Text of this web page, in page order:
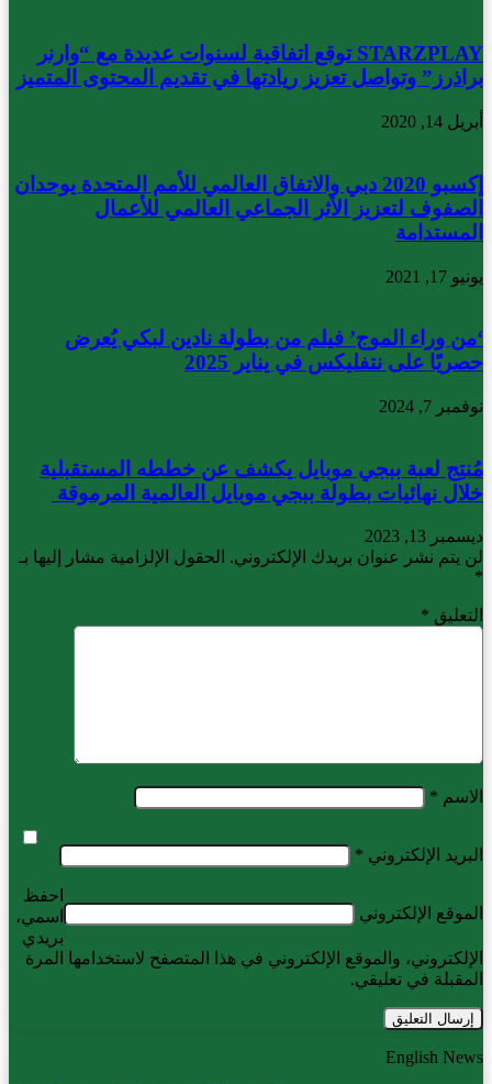
STARZPLAY توقع اتفاقية لسنوات عديدة مع “وارنر
براذرز” وتواصل تعزيز ريادتها في تقديم المحتوى المتميز
أبريل 14, 2020
إكسبو 2020 دبي والاتفاق العالمي للأمم المتحدة يوحدان
الصفوف لتعزيز الأثر الجماعي العالمي للأعمال
المستدامة
يونيو 17, 2021
‘من وراء الموج’ فيلم من بطولة نادين لبكي يُعرض
حصريًا على نتفليكس في يناير 2025
نوفمبر 7, 2024
مُنتِج لعبة ببجي موبايل يكشف عن خططه المستقبلية
خلال نهائيات بطولة ببجي موبايل العالمية المرموقة
ديسمبر 13, 2023
لن يتم نشر عنوان بريدك الإلكتروني. الحقول الإلزامية مشار إليها بـ
*
التعليق *
الاسم *
البريد الإلكتروني *
الموقع الإلكتروني
احفظ
اسمي،
بريدي
الإلكتروني، والموقع الإلكتروني في هذا المتصفح لاستخدامها المرة
المقبلة في تعليقي.
English News